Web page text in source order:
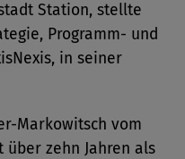
Station, stellte
Programm- und
in seiner
Markowitsch vom
zehn Jahren als